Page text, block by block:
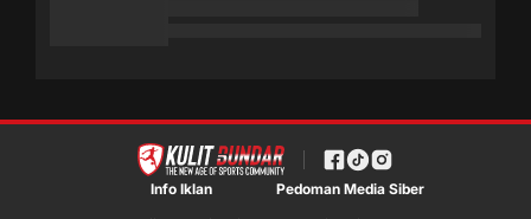
Info Iklan
Pedoman Media Siber